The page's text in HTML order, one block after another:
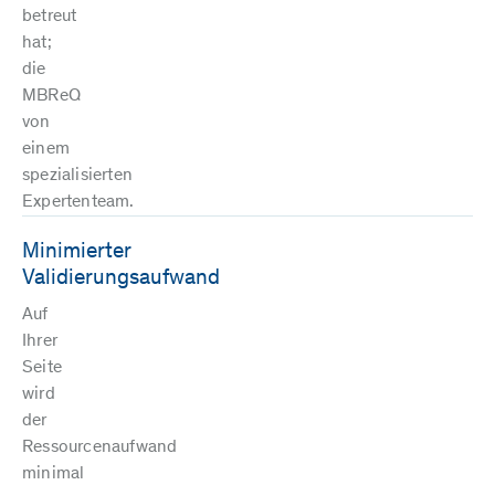
betreut
hat;
die
MBReQ
von
einem
spezialisierten
Expertenteam.
Minimierter
Validierungsaufwand
Auf
Ihrer
Seite
wird
der
Ressourcenaufwand
minimal